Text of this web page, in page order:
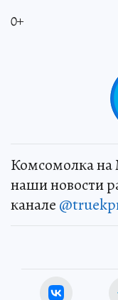
0+
Комсомолка на
наши новости
канале